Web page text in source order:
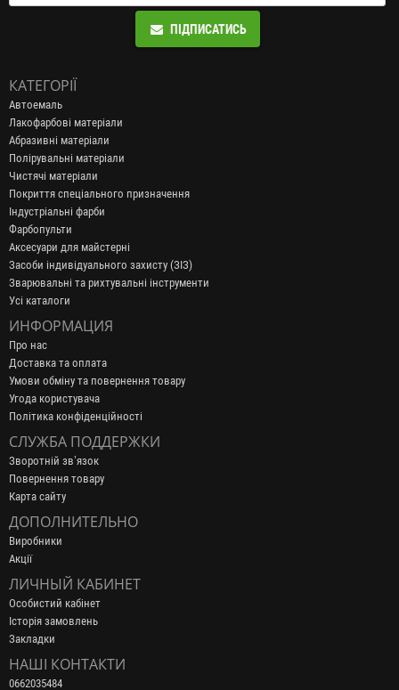
ПІДПИСАТИСЬ
КАТЕГОРІЇ
Автоемаль
Лакофарбові матеріали
Абразивні матеріали
Полірувальні матеріали
Чистячі матеріали
Покриття спеціального призначення
Індустріальні фарби
Фарбопульти
Аксесуари для майстерні
Засоби індивідуального захисту (ЗІЗ)
Зварювальні та рихтувальні інструменти
Усі каталоги
ИНФОРМАЦИЯ
Про нас
Доставка та оплата
Умови обміну та повернення товару
Угода користувача
Політика конфіденційності
СЛУЖБА ПОДДЕРЖКИ
Зворотній зв’язок
Повернення товару
Карта сайту
ДОПОЛНИТЕЛЬНО
Виробники
Акції
ЛИЧНЫЙ КАБИНЕТ
Особистий кабінет
Історія замовлень
Закладки
НАШІ КОНТАКТИ
0662035484